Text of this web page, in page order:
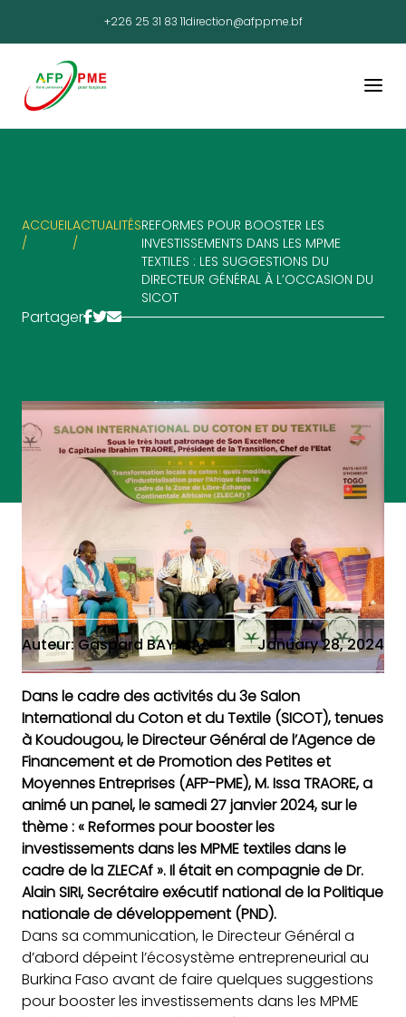
+226 25 31 83 11direction@afppme.bf
ACCUEIL
/
ACTUALITÉS
/
REFORMES POUR BOOSTER LES
INVESTISSEMENTS DANS LES MPME
TEXTILES : LES SUGGESTIONS DU
DIRECTEUR GÉNÉRAL À L’OCCASION DU
SICOT
Partager
Auteur: Gaspard BAYALA January 28, 2024
Dans le cadre des activités du 3e Salon
International du Coton et du Textile (SICOT), tenues
à Koudougou, le Directeur Général de l’Agence de
Financement et de Promotion des Petites et
Moyennes Entreprises (AFP-PME), M. Issa TRAORE, a
animé un panel, le samedi 27 janvier 2024, sur le
thème : « Reformes pour booster les
investissements dans les MPME textiles dans le
cadre de la ZLECAf ». Il était en compagnie de Dr.
Alain SIRI, Secrétaire exécutif national de la Politique
nationale de développement (PND).
Dans sa communication, le Directeur Général a
d’abord dépeint l’écosystème entrepreneurial au
Burkina Faso avant de faire quelques suggestions
pour booster les investissements dans les MPME